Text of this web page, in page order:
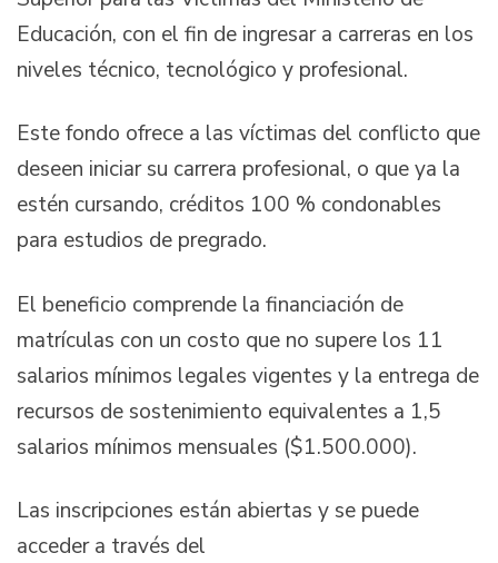
Educación, con el fin de ingresar a carreras en los
niveles técnico, tecnológico y profesional.
Este fondo ofrece a las víctimas del conflicto que
deseen iniciar su carrera profesional, o que ya la
estén cursando, créditos 100 % condonables
para estudios de pregrado.
El beneficio comprende la financiación de
matrículas con un costo que no supere los 11
salarios mínimos legales vigentes y la entrega de
recursos de sostenimiento equivalentes a 1,5
salarios mínimos mensuales ($1.500.000).
Las inscripciones están abiertas y se puede
acceder a través del